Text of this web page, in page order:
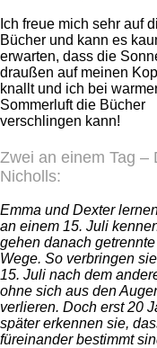
Ich freue mich sehr auf
Bücher und kann es
erwarten, dass die
draußen auf meinen
knallt und ich bei
Sommerluft die Bücher
verschlingen kann!
Zwei an einem Tag –
Nicholls:
Emma und Dexter
an einem 15. Juli
gehen danach getrennte
Wege. So verbringen
15. Juli nach dem
ohne sich aus den
verlieren. Doch erst 20
später erkennen sie,
füreinander bestimmt